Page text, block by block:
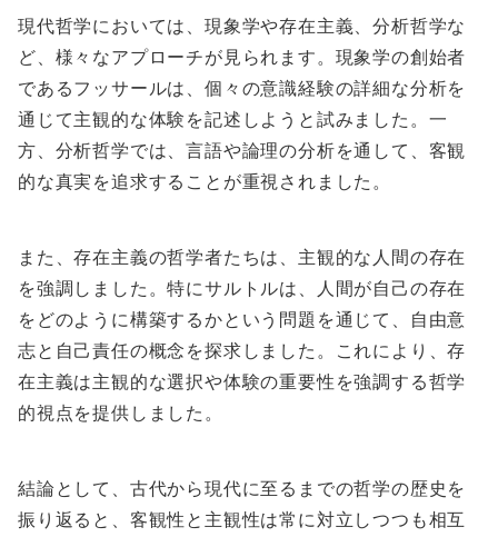
現代哲学においては、現象学や存在主義、分析哲学な
ど、様々なアプローチが見られます。現象学の創始者
であるフッサールは、個々の意識経験の詳細な分析を
通じて主観的な体験を記述しようと試みました。一
方、分析哲学では、言語や論理の分析を通して、客観
的な真実を追求することが重視されました。
また、存在主義の哲学者たちは、主観的な人間の存在
を強調しました。特にサルトルは、人間が自己の存在
をどのように構築するかという問題を通じて、自由意
志と自己責任の概念を探求しました。これにより、存
在主義は主観的な選択や体験の重要性を強調する哲学
的視点を提供しました。
結論として、古代から現代に至るまでの哲学の歴史を
振り返ると、客観性と主観性は常に対立しつつも相互